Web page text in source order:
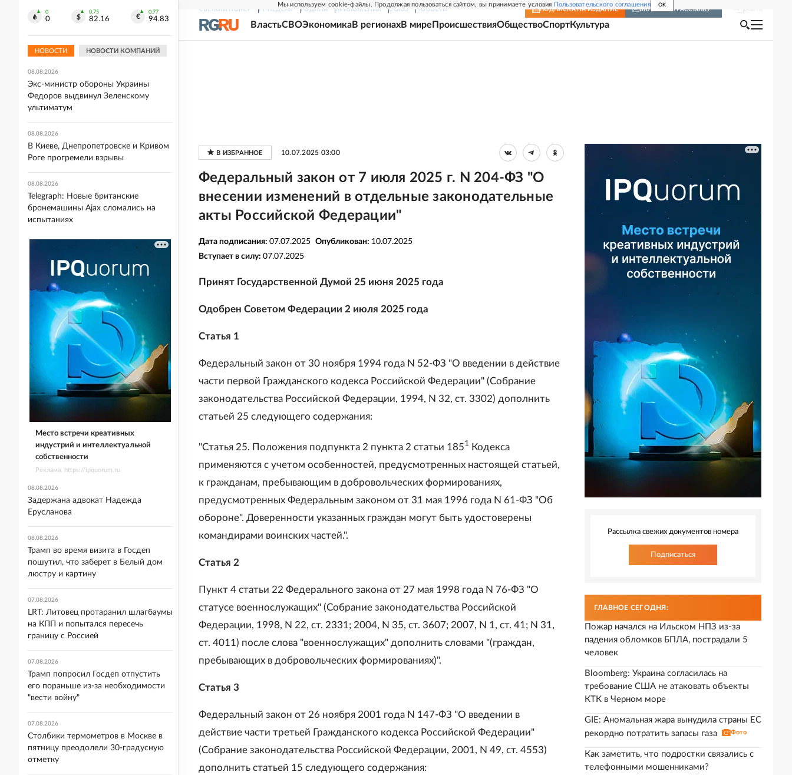
Мы используем cookie-файлы. Продолжая пользоваться сайтом, вы принимаете условия Пользовательского соглашения OK
СВЕЖИЙ НОМЕР РГ-НЕДЕЛЯ РОДИНА ПРИЛОЖЕНИЯ СОЮЗ НОВОСТИ ПОДПИСКА НА ИЗДАНИЕ ВКЛЮЧИТЬ РАССЫЛКУ
ВластьСВОЭкономикаВ регионахВ мире ПроисшествияОбществоСпортКультура
10.07.2025 03:00
Федеральный закон от 7 июля 2025 г. N 204-ФЗ "О
внесении изменений в отдельные законодательные
акты Российской Федерации"
Дата подписания: 07.07.2025 Опубликован: 10.07.2025
Вступает в силу: 07.07.2025
Принят Государственной Думой 25 июня 2025 года
Одобрен Советом Федерации 2 июля 2025 года
Статья 1
Федеральный закон от 30 ноября 1994 года N 52-ФЗ "О введении в действие
части первой Гражданского кодекса Российской Федерации" (Собрание
законодательства Российской Федерации, 1994, N 32, ст. 3302) дополнить
статьей 25 следующего содержания:
"Статья 25. Положения подпункта 2 пункта 2 статьи 1851 Кодекса
применяются с учетом особенностей, предусмотренных настоящей статьей,
к гражданам, пребывающим в добровольческих формированиях,
предусмотренных Федеральным законом от 31 мая 1996 года N 61-ФЗ "Об
обороне". Доверенности указанных граждан могут быть удостоверены
командирами воинских частей.".
Статья 2
Пункт 4 статьи 22 Федерального закона от 27 мая 1998 года N 76-ФЗ "О
статусе военнослужащих" (Собрание законодательства Российской
Федерации, 1998, N 22, ст. 2331; 2004, N 35, ст. 3607; 2007, N 1, ст. 41; N 31,
ст. 4011) после слова "военнослужащих" дополнить словами "(граждан,
пребывающих в добровольческих формированиях)".
Статья 3
Федеральный закон от 26 ноября 2001 года N 147-ФЗ "О введении в
действие части третьей Гражданского кодекса Российской Федерации"
(Собрание законодательства Российской Федерации, 2001, N 49, ст. 4553)
дополнить статьей 15 следующего содержания:
Рассылка свежих документов номера
Подписаться
ГЛАВНОЕ СЕГОДНЯ:
Пожар начался на Ильском НПЗ из-за
падения обломков БПЛА, пострадали 5
человек
Bloomberg: Украина согласилась на
требование США не атаковать объекты
КТК в Черном море
GIE: Аномальная жара вынудила страны ЕС
рекордно потратить запасы газа
Фото
Как заметить, что подростки связались с
телефонными мошенниками?
0
0
0.75
82.16
0.77
94.83
НОВОСТИ НОВОСТИ КОМПАНИЙ
08.08.2026
объявили ракетную опасность
08.08.2026
Экс-министр обороны Украины
Федоров выдвинул Зеленскому
ультиматум
08.08.2026
В Киеве, Днепропетровске и Кривом
Роге прогремели взрывы
08.08.2026
Telegraph: Новые британские
бронемашины Ajax сломались на
испытаниях
Место встречи креативных
индустрий и интеллектуальной
собственности
Реклама. https://ipquorum.ru
08.08.2026
Задержана адвокат Надежда
Ерусланова
08.08.2026
Трамп во время визита в Госдеп
пошутил, что заберет в Белый дом
люстру и картину
07.08.2026
LRT: Литовец протаранил шлагбаумы
на КПП и попытался пересечь
границу с Россией
07.08.2026
Трамп попросил Госдеп отпустить
его пораньше из-за необходимости
"вести войну"
07.08.2026
Столбики термометров в Москве в
пятницу преодолели 30-градусную
отметку